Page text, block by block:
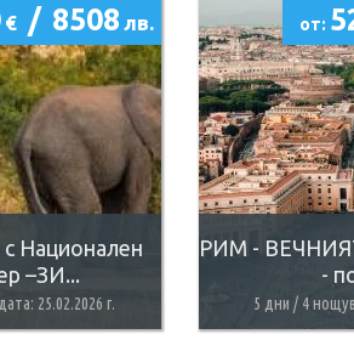
€ / 8508 лв.
–ЗИ...
25.02.2026 г.
от:
РИМ -
-
5 дни / 4